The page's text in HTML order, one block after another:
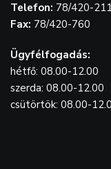
Telefon: 78/420-211
Fax: 78/420-760
Ügyfélfogadás:
hétfő: 08.00-12.00
szerda: 08.00-12.00
csütörtök: 08.00-